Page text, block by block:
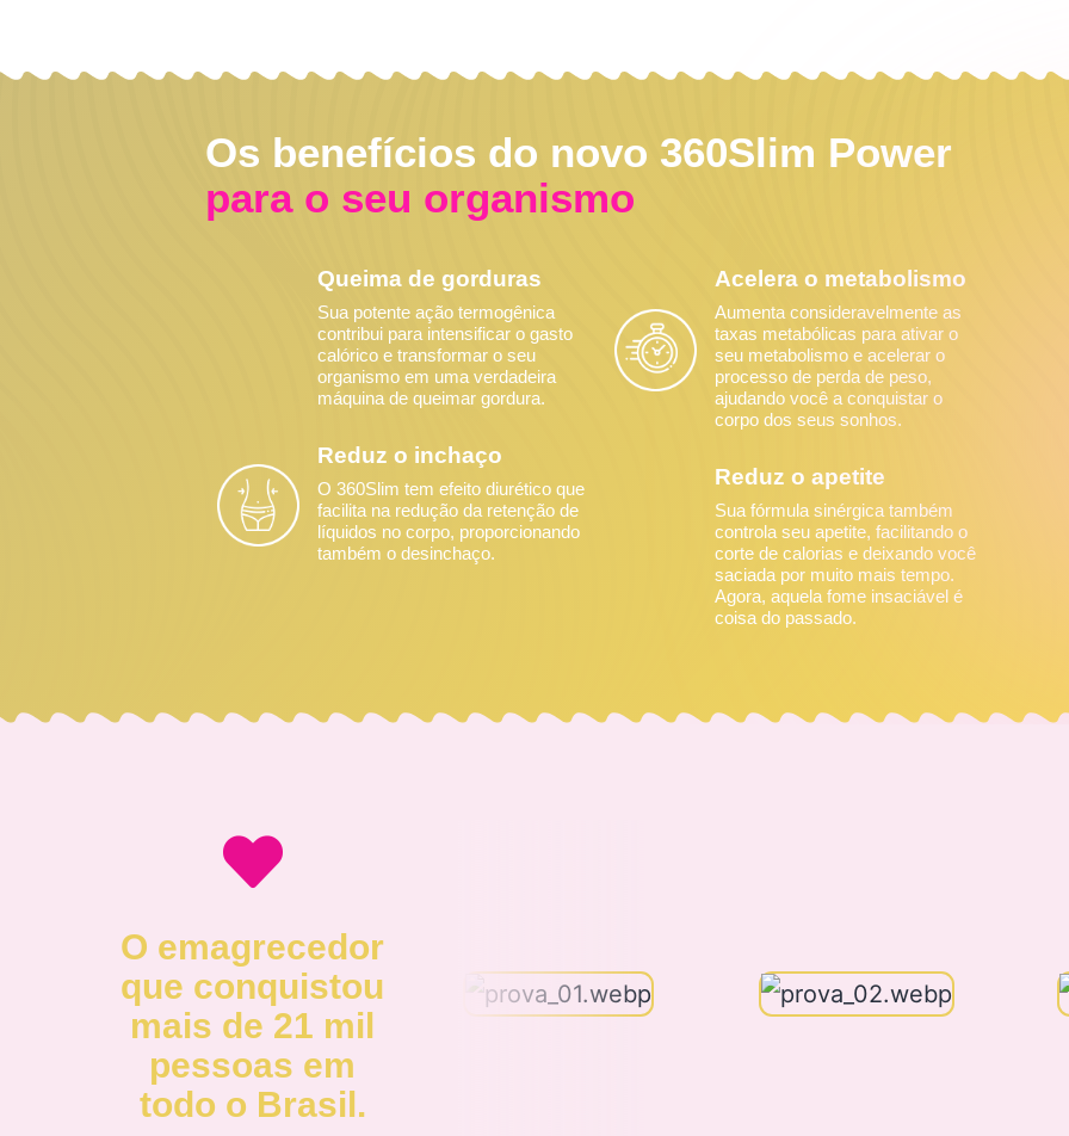
Os benefícios do novo 360Slim Power
para o seu organismo
Queima de gorduras
Sua potente ação termogênica
contribui para intensificar o gasto
calórico e transformar o seu
organismo em uma verdadeira
máquina de queimar gordura.
Reduz o inchaço
O 360Slim tem efeito diurético que
facilita na redução da retenção de
líquidos no corpo, proporcionando
também o desinchaço.
Acelera o metabolismo
Aumenta consideravelmente as
taxas metabólicas para ativar o
seu metabolismo e acelerar o
processo de perda de peso,
ajudando você a conquistar o
corpo dos seus sonhos.
Reduz o apetite
Sua fórmula sinérgica também
controla seu apetite, facilitando o
corte de calorias e deixando você
saciada por muito mais tempo.
Agora, aquela fome insaciável é
coisa do passado.
O emagrecedor
que conquistou
mais de 21 mil
pessoas em
todo o Brasil.